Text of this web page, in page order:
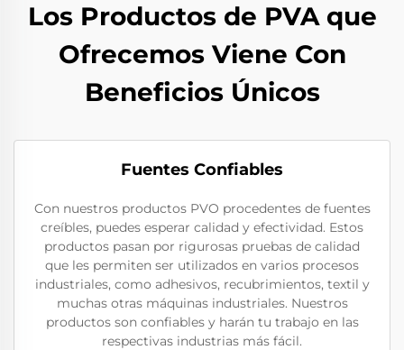
Los Productos de PVA que
Ofrecemos Viene Con
Beneficios Únicos
Fuentes Confiables
Con nuestros productos PVO procedentes de fuentes
creíbles, puedes esperar calidad y efectividad. Estos
productos pasan por rigurosas pruebas de calidad
que les permiten ser utilizados en varios procesos
industriales, como adhesivos, recubrimientos, textil y
muchas otras máquinas industriales. Nuestros
productos son confiables y harán tu trabajo en las
respectivas industrias más fácil.